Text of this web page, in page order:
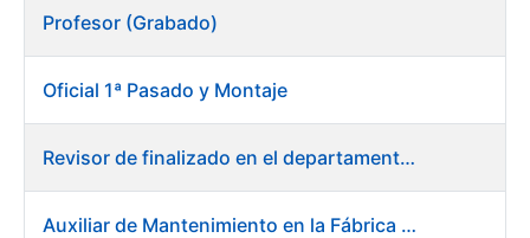
Profesor (Grabado)
Oficial 1ª Pasado y Montaje
Revisor de finalizado en el departamento Fábrica de Papel - Burgos
Auxiliar de Mantenimiento en la Fábrica de Papel de Burgos